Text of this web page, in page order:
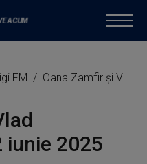
FM Oana Zamfir și Vlad Craioveanu – 12 iunie 2025
iunie 2025